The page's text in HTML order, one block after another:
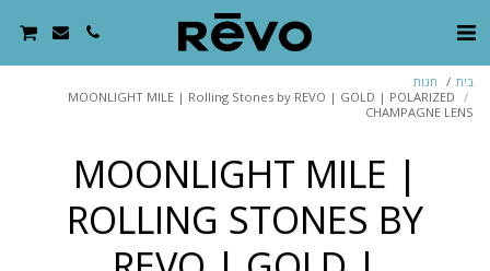
בית
חנות
MOONLIGHT MILE | Rolling Stones by REVO | GOLD | POLARIZED
CHAMPAGNE LENS
MOONLIGHT MILE |
ROLLING STONES BY